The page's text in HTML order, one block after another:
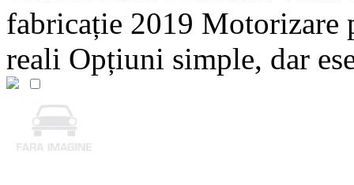
fabricație 2019 Motorizare
reali Opțiuni simple, dar